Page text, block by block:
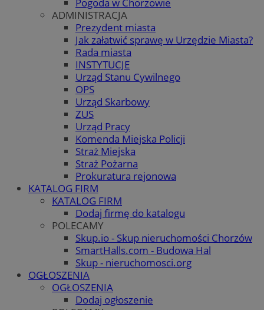
ADMINISTRACJA
Prezydent miasta
Jak załatwić sprawę w Urzędzie Miasta?
Rada miasta
INSTYTUCJE
Urząd Stanu Cywilnego
OPS
Urząd Skarbowy
ZUS
Urząd Pracy
Komenda Miejska Policji
Straż Miejska
Straż Pożarna
Prokuratura rejonowa
KATALOG FIRM
KATALOG FIRM
Dodaj firmę do katalogu
POLECAMY
Skup.io - Skup nieruchomości Chorzów
SmartHalls.com - Budowa Hal
Skup - nieruchomosci.org
OGŁOSZENIA
OGŁOSZENIA
Dodaj ogłoszenie